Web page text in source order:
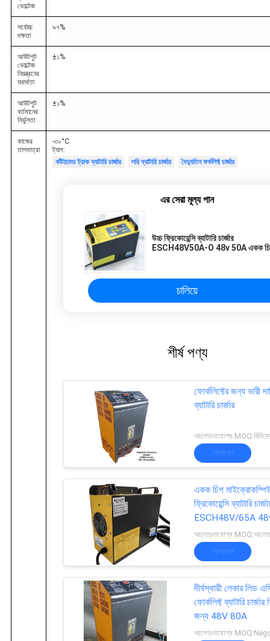
ভোল্টেজ
সর্বোচ্চ
দক্ষতা
৯৭%
আউটপুট
ভোল্টেজ
নিয়ন্ত্রনের
যথার্থতা
±১%
আউটপুট
বর্তমানের
নির্ভুলতা
±১%
কাজের
তাপমাত্রা
-৩০°C
ট্যাগ:
কাঁটাচামচ ট্রাক ব্যাটারি চার্জার
লরি ব্যাটারি চার্জার বৈদ্যুতিন ফর্কলিফ্ট চার্জার
এর সেরা মূল্য পান
উচ্চ ফ্রিকোয়েন্সি ব্যাটারি চার্জার
ESCH48V50A-O 48v 50A একক
চালিয়ে
শীর্ষ পণ্য
ফোর্কলিফ্টের জন্য ভারী
ব্যাটারি চার্জার
আলোচনাযোগ্য
একক চিপ
ফ্রিকোয়েন্সি ব্যাটারি
ESCH48V/65A
আলোচনাযোগ্য
দীর্ঘস্থায়ী লেকার লিড
ফোর্কলিফ্ট ব্যাটারি চার্জার
জন্য 48V 80A
আলোচনাযোগ্য